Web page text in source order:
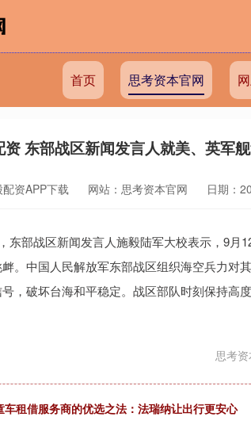
首页 思考资本官网
资 东部战区新闻发言人就美、英军
资APP下载 网站：思考资本官网 日期：
部战区新闻发言人施毅陆军大校表示，9月12
。中国人民解放军东部战区组织海空兵力对
，破坏台海和平稳定。战区部队时刻保持高
思考资
车租借服务商的优选之法：法瑞纳让出行更安心